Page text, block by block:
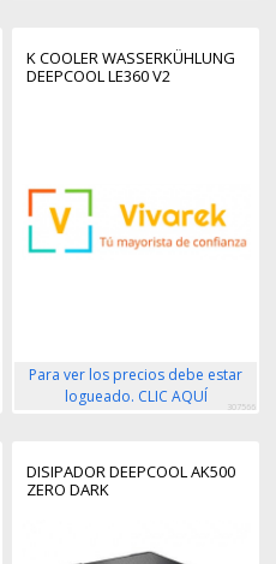
K COOLER WASSERKÜHLUNG
DEEPCOOL LE360 V2
Para ver los precios debe estar
logueado. CLIC AQUÍ
307566
DISIPADOR DEEPCOOL AK500
ZERO DARK